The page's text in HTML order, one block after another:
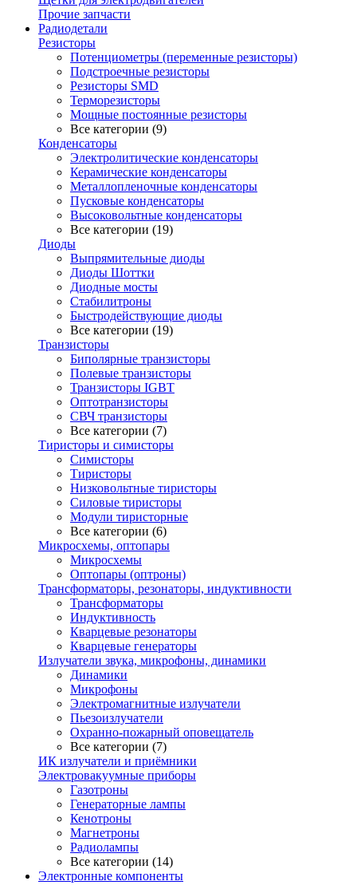
Прочие запчасти
Радиодетали
Резисторы
Потенциометры (переменные резисторы)
Подстроечные резисторы
Резисторы SMD
Терморезисторы
Мощные постоянные резисторы
Все категории (9)
Конденсаторы
Электролитические конденсаторы
Керамические конденсаторы
Металлопленочные конденсаторы
Пусковые конденсаторы
Высоковольтные конденсаторы
Все категории (19)
Диоды
Выпрямительные диоды
Диоды Шоттки
Диодные мосты
Стабилитроны
Быстродействующие диоды
Все категории (19)
Транзисторы
Биполярные транзисторы
Полевые транзисторы
Транзисторы IGBT
Оптотранзисторы
СВЧ транзисторы
Все категории (7)
Тиристоры и симисторы
Симисторы
Тиристоры
Низковольтные тиристоры
Силовые тиристоры
Модули тиристорные
Все категории (6)
Микросхемы, оптопары
Микросхемы
Оптопары (оптроны)
Трансформаторы, резонаторы, индуктивности
Трансформаторы
Индуктивность
Кварцевые резонаторы
Кварцевые генераторы
Излучатели звука, микрофоны, динамики
Динамики
Микрофоны
Электромагнитные излучатели
Пьезоизлучатели
Охранно-пожарный оповещатель
Все категории (7)
ИК излучатели и приёмники
Электровакуумные приборы
Газотроны
Генераторные лампы
Кенотроны
Магнетроны
Радиолампы
Все категории (14)
Электронные компоненты